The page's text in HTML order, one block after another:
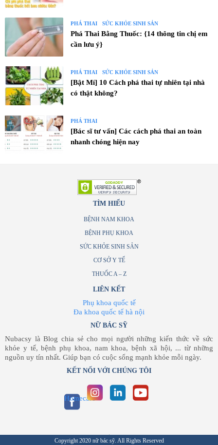
PHÁ THAI SỨC KHỎE SINH SẢN
Phá Thai Bằng Thuốc: {14 thông tin chị em
cần lưu ý}
PHÁ THAI SỨC KHỎE SINH SẢN
[Bật Mí] 10 Cách phá thai tự nhiên tại nhà
có thật không?
PHÁ THAI
[Bác sĩ tư vấn] Các cách phá thai an toàn
nhanh chóng hiện nay
TÌM HIỂU
BỆNH NAM KHOA
BỆNH PHỤ KHOA
SỨC KHỎE SINH SẢN
CƠ SỞ Y TẾ
THUỐC A – Z
LIÊN KẾT
Phụ khoa quốc tế
Đa khoa quốc tế hà nội
NỮ BÁC SỸ
Nubacsy là Blog chia sẻ cho mọi người những kiến thức về sức
khỏe y tế, bệnh phụ khoa, nam khoa, bệnh xã hội, ... từ những
nguồn uy tín nhất. Giúp bạn có cuộc sống mạnh khỏe mỗi ngày.
KẾT NỐI VỚI CHÚNG TÔI
Homecare
Copyright 2020 nữ bác sỹ. All Rights Reserved